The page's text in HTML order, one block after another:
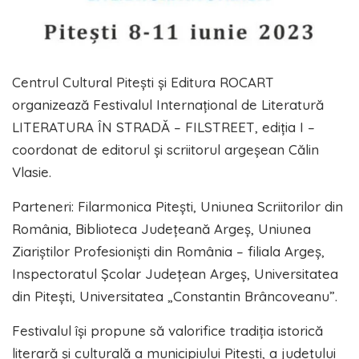
Centrul Cultural Piteşti și Editura ROCART
organizează Festivalul Internaţional de Literatură
LITERATURA ÎN STRADĂ – FILSTREET, ediția I –
coordonat de editorul și scriitorul argeșean Călin
Vlasie.
Parteneri: Filarmonica Pitești, Uniunea Scriitorilor din
România, Biblioteca Județeană Argeș, Uniunea
Ziariștilor Profesioniști din România – filiala Argeș,
Inspectoratul Școlar Județean Argeș, Universitatea
din Pitești, Universitatea „Constantin Brâncoveanu”.
Festivalul își propune să valorifice tradiția istorică
literară și culturală a municipiului Pitești, a județului